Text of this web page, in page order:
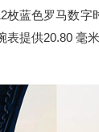
蓝色罗马数字
提供20.80 毫